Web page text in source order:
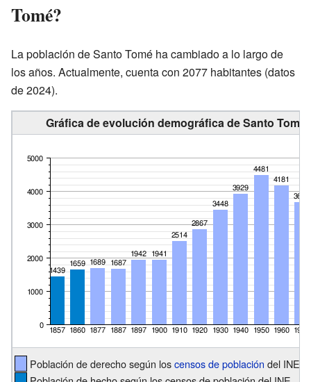
Tomé?
La población de Santo Tomé ha cambiado a lo largo de
los años. Actualmente, cuenta con 2077 habitantes (datos
de 2024).
Gráfica de evolución demográfica de Santo Tomé
Población de derecho según loscensos de población del INE